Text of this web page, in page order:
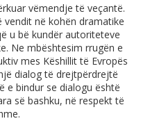
vëmendje të veçantë.
në kohën dramatike
u bë kundër autoriteteve
Ne mbështesim rrugën e
mes Këshillit të Evropës
dialog të drejtpërdrejtë
e bindur se dialogu është
së bashku, në respekt të